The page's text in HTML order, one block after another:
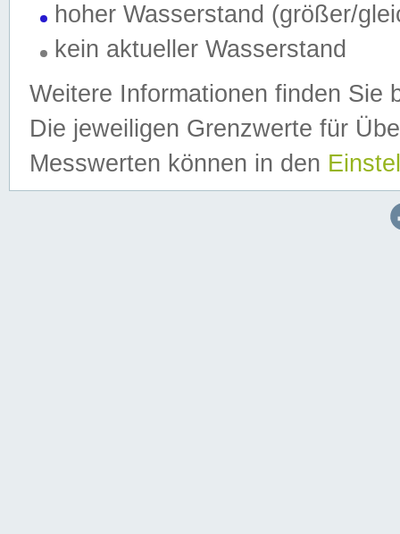
hoher Wasserstand (größer/
kein aktueller Wasserstand
Weitere Informationen finden Sie
Die jeweiligen Grenzwerte für
Messwerten können in den